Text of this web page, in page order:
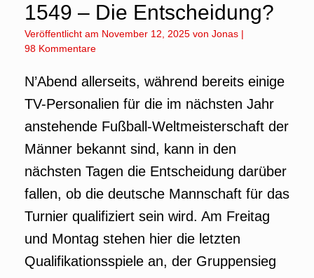
1549 – Die Entscheidung?
Veröffentlicht am November 12, 2025 von Jonas |
98 Kommentare
N’Abend allerseits, während bereits einige
TV-Personalien für die im nächsten Jahr
anstehende Fußball-Weltmeisterschaft der
Männer bekannt sind, kann in den
nächsten Tagen die Entscheidung darüber
fallen, ob die deutsche Mannschaft für das
Turnier qualifiziert sein wird. Am Freitag
und Montag stehen hier die letzten
Qualifikationsspiele an, der Gruppensieg